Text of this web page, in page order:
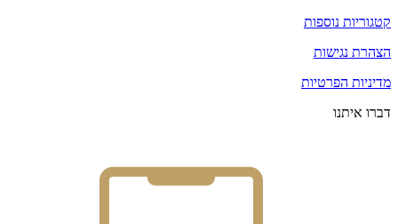
קטגוריות נוספות
הצהרת נגישות
מדיניות הפרטיות
דברו איתנו